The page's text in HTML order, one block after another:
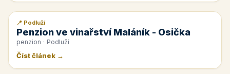
📰 PR článek
📍 Podluží
Penzion ve vinařství Maláník - Osička
penzion · Podluží
Číst článek →